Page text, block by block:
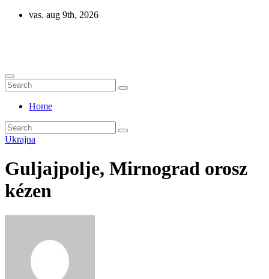
Skip
vas. aug 9th, 2026
Home
Ukrajna
Guljajpolje, Mirnograd orosz
kézen